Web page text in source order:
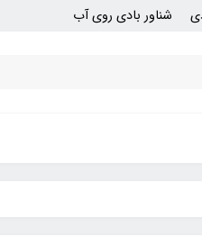
شناور بادی روی آب